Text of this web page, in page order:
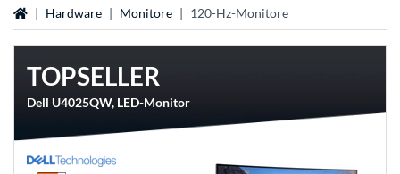
StartseiteHardware Monitore 120-Hz-Monitore
TOPSELLER
Dell U4025QW, LED-Monitor